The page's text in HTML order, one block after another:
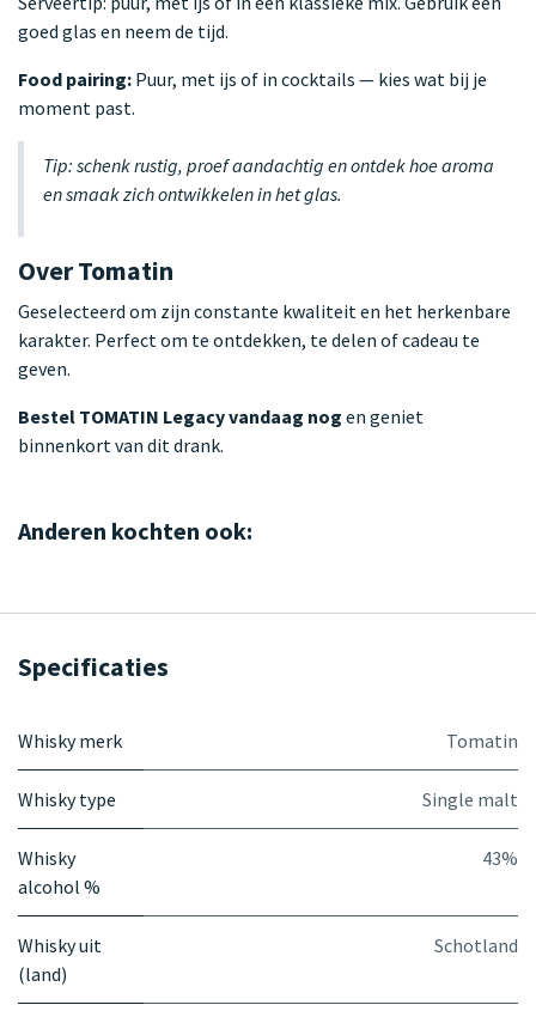
goed glas en neem de tijd.
Food pairing: Puur, met ijs of in cocktails — kies wat bij je
moment past.
Tip: schenk rustig, proef aandachtig en ontdek hoe aroma
en smaak zich ontwikkelen in het glas.
Over Tomatin
Geselecteerd om zijn constante kwaliteit en het herkenbare
karakter. Perfect om te ontdekken, te delen of cadeau te
geven.
Bestel TOMATIN Legacy vandaag nog en geniet
binnenkort van dit drank.
Anderen kochten ook:
Specificaties
Whisky merk Tomatin
Whisky type Single malt
Whisky
alcohol %
43%
Whisky uit
(land)
Schotland